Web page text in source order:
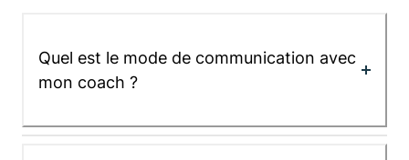
Quel est le mode de communication avec
mon coach ?